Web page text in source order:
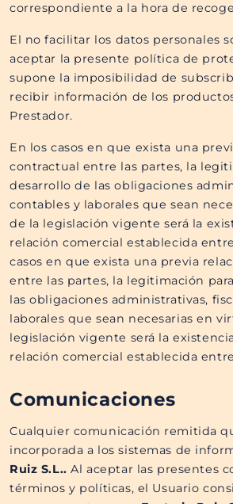
correspondiente a la hora de
El no facilitar los datos personales
aceptar la presente política de
supone la imposibilidad de
recibir información de los
Prestador.
En los casos en que exista una
contractual entre las partes, la
desarrollo de las obligaciones
contables y laborales que sean
de la legislación vigente será la
relación comercial establecida
casos en que exista una previa
entre las partes, la legitimación
las obligaciones administrativas,
laborales que sean necesarias en
legislación vigente será la
relación comercial establecida
Comunicaciones
Cualquier comunicación remitida
incorporada a los sistemas de
Ruiz S.L.​​. Al aceptar las presentes
términos y políticas, el Usuario